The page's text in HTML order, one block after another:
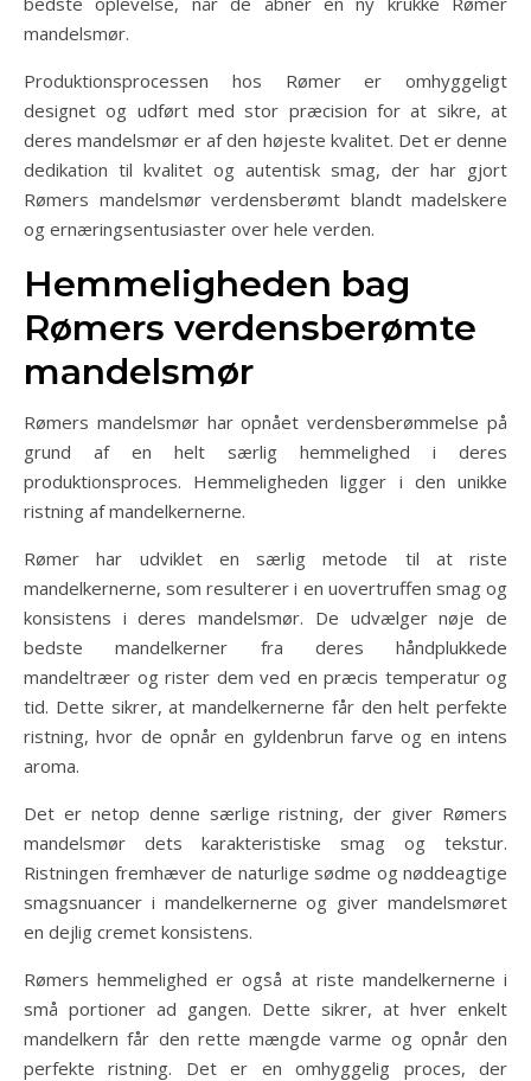
mandelsmør.
Produktionsprocessen hos Rømer er omhyggeligt
designet og udført med stor præcision for at sikre, at
deres mandelsmør er af den højeste kvalitet. Det er denne
dedikation til kvalitet og autentisk smag, der har gjort
Rømers mandelsmør verdensberømt blandt madelskere
og ernæringsentusiaster over hele verden.
Hemmeligheden bag
Rømers verdensberømte
mandelsmør
Rømers mandelsmør har opnået verdensberømmelse på
grund af en helt særlig hemmelighed i deres
produktionsproces. Hemmeligheden ligger i den unikke
ristning af mandelkernerne.
Rømer har udviklet en særlig metode til at riste
mandelkernerne, som resulterer i en uovertruffen smag og
konsistens i deres mandelsmør. De udvælger nøje de
bedste mandelkerner fra deres håndplukkede
mandeltræer og rister dem ved en præcis temperatur og
tid. Dette sikrer, at mandelkernerne får den helt perfekte
ristning, hvor de opnår en gyldenbrun farve og en intens
aroma.
Det er netop denne særlige ristning, der giver Rømers
mandelsmør dets karakteristiske smag og tekstur.
Ristningen fremhæver de naturlige sødme og nøddeagtige
smagsnuancer i mandelkernerne og giver mandelsmøret
en dejlig cremet konsistens.
Rømers hemmelighed er også at riste mandelkernerne i
små portioner ad gangen. Dette sikrer, at hver enkelt
mandelkern får den rette mængde varme og opnår den
perfekte ristning. Det er en omhyggelig proces, der